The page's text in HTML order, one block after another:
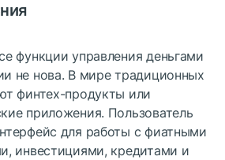
функции управления деньгами
не нова. В мире традиционных
финтех-продукты или
приложения. Пользователь
для работы с фиатными
инвестициями, кредитами и